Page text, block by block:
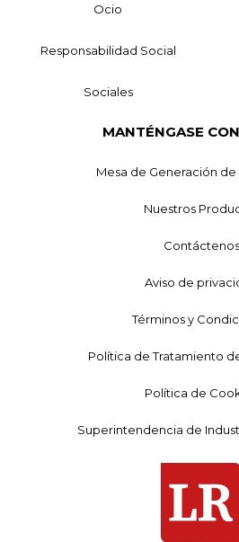
Ocio
Responsabilidad Social
Sociales
MANTÉNGASE
Mesa de Generación
Nuestros
Contáctenos
Aviso de
Términos y
Política de Tratamiento
Política de
Superintendencia de